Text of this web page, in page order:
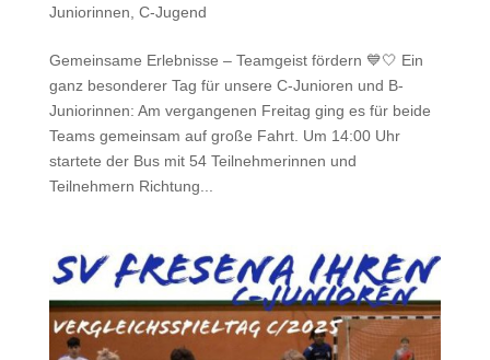
Juniorinnen C-Jugend
Gemeinsame Erlebnisse – Teamgeist fördern 💙🤍 Ein
ganz besonderer Tag für unsere C-Junioren und B-
Juniorinnen: Am vergangenen Freitag ging es für beide
Teams gemeinsam auf große Fahrt. Um 14:00 Uhr
startete der Bus mit 54 Teilnehmerinnen und
Teilnehmern Richtung...